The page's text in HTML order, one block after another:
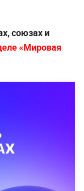
союзах и
«Мировая